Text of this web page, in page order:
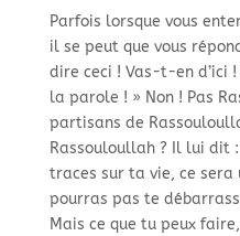
Parfois lorsque vous
il se peut que vous
dire ceci ! Vas-t-en d’ici
la parole ! » Non ! Pas
partisans de
Rassouloullah ? Il lui dit
traces sur ta vie, ce sera
pourras pas te
Mais ce que tu peux